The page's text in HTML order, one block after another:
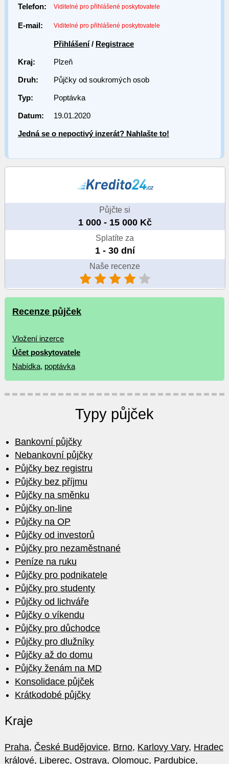
Telefon: Viditelné pro přihlášené poskytovatele
E-mail: Viditelné pro přihlášené poskytovatele
Přihlášení/ Registrace
Kraj: Plzeň
Druh: Půjčky od soukromých osob
Typ: Poptávka
Datum: 19.01.2020
Jedná se o nepoctivý inzerát? Nahlašte to!
Půjčte si
1 000 - 15 000 Kč
Splatíte za
1 - 30 dní
Naše recenze
Recenze půjček
Vložení inzerce
Účet poskytovatele
Nabídka, poptávka
Typy půjček
Bankovní půjčky
Nebankovní půjčky
Půjčky bez registru
Půjčky bez příjmu
Půjčky na směnku
Půjčky on-line
Půjčky na OP
Půjčky od investorů
Půjčky pro nezaměstnané
Peníze na ruku
Půjčky pro podnikatele
Půjčky pro studenty
Půjčky od lichváře
Půjčky o víkendu
Půjčky pro důchodce
Půjčky pro dlužníky
Půjčky až do domu
Půjčky ženám na MD
Konsolidace půjček
Krátkodobé půjčky
Kraje
Praha, České Budějovice, Brno, Karlovy Vary, Hradec
králové, Liberec, Ostrava, Olomouc, Pardubice,